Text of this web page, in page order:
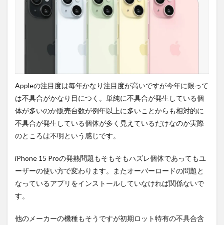
Appleの注目度は毎年かなり注目度が高いですが今年に限って
は不具合がかなり目につく。単純に不具合が発生している個
体が多いのか販売台数が例年以上に多いことからも相対的に
不具合が発生している個体が多く見えているだけなのか実際
のところは不明という感じです。
iPhone 15 Proの発熱問題もそもそもハズレ個体であってもユ
ーザーの使い方で変わります。またオーバーロードの問題と
なっているアプリをインストールしていなければ関係ないで
す。
他のメーカーの機種もそうですが初期ロット特有の不具合含